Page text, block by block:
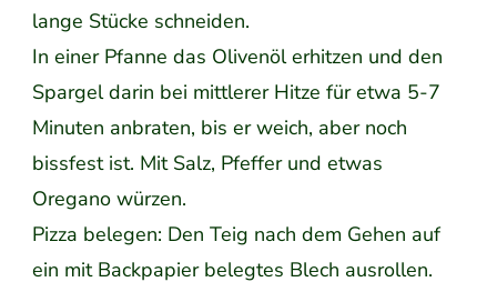
lange Stücke schneiden.
In einer Pfanne das Olivenöl erhitzen und den
Spargel darin bei mittlerer Hitze für etwa 5-7
Minuten anbraten, bis er weich, aber noch
bissfest ist. Mit Salz, Pfeffer und etwas
Oregano würzen.
Pizza belegen: Den Teig nach dem Gehen auf
ein mit Backpapier belegtes Blech ausrollen.